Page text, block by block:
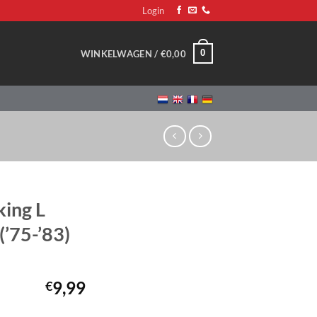
Login
WINKELWAGEN / €0,00 0
L
’83)
€9,99